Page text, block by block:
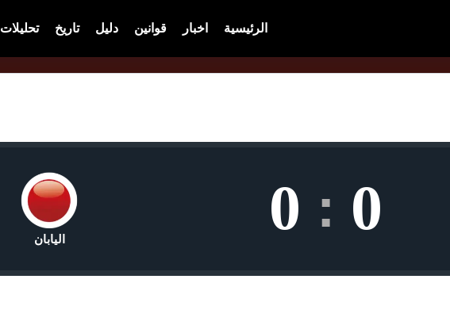
الرئيسية اخبار قوانين دليل تاريخ تحليلات
0
:
0 اليابان